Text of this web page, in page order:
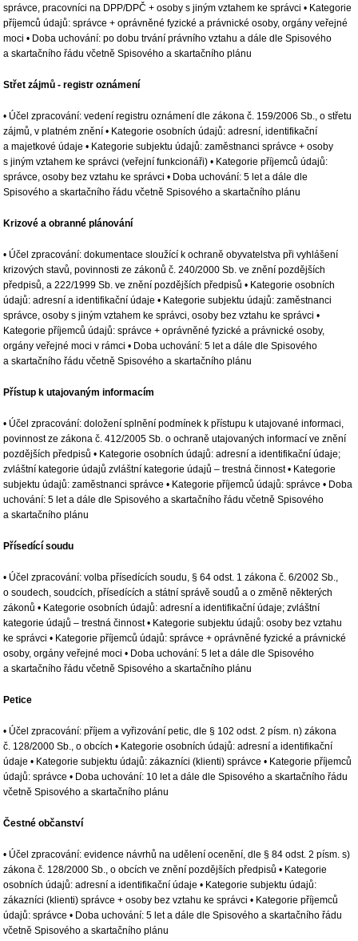
správce, pracovníci na DPP/DPČ + osoby s jiným vztahem ke správci • Kategorie
příjemců údajů: správce + oprávněné fyzické a právnické osoby, orgány veřejné
moci • Doba uchování: po dobu trvání právního vztahu a dále dle Spisového
a skartačního řádu včetně Spisového a skartačního plánu
Střet zájmů - registr oznámení
• Účel zpracování: vedení registru oznámení dle zákona č. 159/2006 Sb., o střetu
zájmů, v platném znění • Kategorie osobních údajů: adresní, identifikační
a majetkové údaje • Kategorie subjektu údajů: zaměstnanci správce + osoby
s jiným vztahem ke správci (veřejní funkcionáři) • Kategorie příjemců údajů:
správce, osoby bez vztahu ke správci • Doba uchování: 5 let a dále dle
Spisového a skartačního řádu včetně Spisového a skartačního plánu
Krizové a obranné plánování
• Účel zpracování: dokumentace sloužící k ochraně obyvatelstva při vyhlášení
krizových stavů, povinnosti ze zákonů č. 240/2000 Sb. ve znění pozdějších
předpisů, a 222/1999 Sb. ve znění pozdějších předpisů • Kategorie osobních
údajů: adresní a identifikační údaje • Kategorie subjektu údajů: zaměstnanci
správce, osoby s jiným vztahem ke správci, osoby bez vztahu ke správci •
Kategorie příjemců údajů: správce + oprávněné fyzické a právnické osoby,
orgány veřejné moci v rámci • Doba uchování: 5 let a dále dle Spisového
a skartačního řádu včetně Spisového a skartačního plánu
Přístup k utajovaným informacím
• Účel zpracování: doložení splnění podmínek k přístupu k utajované informaci,
povinnost ze zákona č. 412/2005 Sb. o ochraně utajovaných informací ve znění
pozdějších předpisů • Kategorie osobních údajů: adresní a identifikační údaje;
zvláštní kategorie údajů zvláštní kategorie údajů – trestná činnost • Kategorie
subjektu údajů: zaměstnanci správce • Kategorie příjemců údajů: správce • Doba
uchování: 5 let a dále dle Spisového a skartačního řádu včetně Spisového
a skartačního plánu
Přísedící soudu
• Účel zpracování: volba přísedících soudu, § 64 odst. 1 zákona č. 6/2002 Sb.,
o soudech, soudcích, přísedících a státní správě soudů a o změně některých
zákonů • Kategorie osobních údajů: adresní a identifikační údaje; zvláštní
kategorie údajů – trestná činnost • Kategorie subjektu údajů: osoby bez vztahu
ke správci • Kategorie příjemců údajů: správce + oprávněné fyzické a právnické
osoby, orgány veřejné moci • Doba uchování: 5 let a dále dle Spisového
a skartačního řádu včetně Spisového a skartačního plánu
Petice
• Účel zpracování: příjem a vyřizování petic, dle § 102 odst. 2 písm. n) zákona
č. 128/2000 Sb., o obcích • Kategorie osobních údajů: adresní a identifikační
údaje • Kategorie subjektu údajů: zákazníci (klienti) správce • Kategorie příjemců
údajů: správce • Doba uchování: 10 let a dále dle Spisového a skartačního řádu
včetně Spisového a skartačního plánu
Čestné občanství
• Účel zpracování: evidence návrhů na udělení ocenění, dle § 84 odst. 2 písm. s)
zákona č. 128/2000 Sb., o obcích ve znění pozdějších předpisů • Kategorie
osobních údajů: adresní a identifikační údaje • Kategorie subjektu údajů:
zákazníci (klienti) správce + osoby bez vztahu ke správci • Kategorie příjemců
údajů: správce • Doba uchování: 5 let a dále dle Spisového a skartačního řádu
včetně Spisového a skartačního plánu